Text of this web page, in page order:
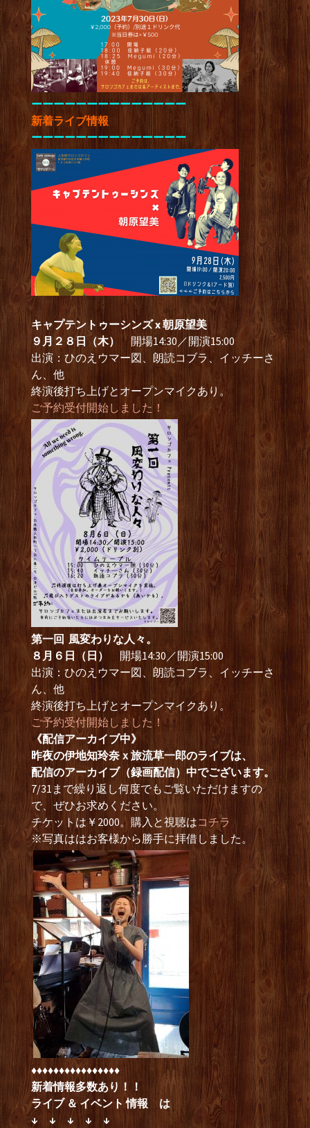
ーーーーーーーーーーーーーー
新着ライブ情報
ーーーーーーーーーーーーーー
キャプテントゥーシンズ x 朝原望美
９月２８日（木） 開場14:30／開演15:00
出演：ひのえウマー図、朗読コブラ、イッチーさ
ん、他
終演後打ち上げとオープンマイクあり。
ご予約受付開始しました！
第一回 風変わりな人々。
８月６日（日） 開場14:30／開演15:00
出演：ひのえウマー図、朗読コブラ、イッチーさ
ん、他
終演後打ち上げとオープンマイクあり。
ご予約受付開始しました！
《配信アーカイブ中》
昨夜の伊地知玲奈ｘ旅流草一郎のライブは、
配信のアーカイブ（録画配信）中でございます。
7/31まで繰り返し何度でもご覧いただけますの
で、ぜひお求めください。
チケットは￥2000。購入と視聴はコチラ
※写真ははお客様から勝手に拝借しました。
♦︎♦︎♦︎♦︎♦︎♦︎♦︎♦︎♦︎♦︎♦︎♦︎♦︎♦︎♦︎♦︎
新着情報多数あり！！
ライブ ＆ イベント 情報 は
↓ ↓ ↓ ↓ ↓